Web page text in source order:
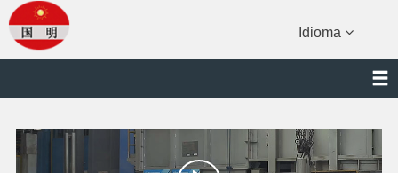
Idioma